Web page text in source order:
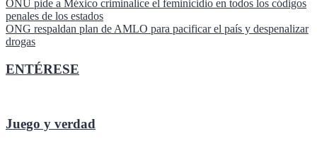
Navegación
de
entradas
ONU pide a México criminalice el feminicidio en todos los códigos
penales de los estados
ONG respaldan plan de AMLO para pacificar el país y despenalizar
drogas
ENTÉRESE
Juego y verdad